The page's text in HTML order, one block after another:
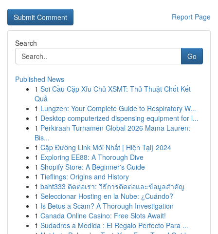
Report Page
Search
Go
Published News
1 Soi Cầu Cặp Xỉu Chủ XSMT: Thủ Thuật Chốt Kết
Quả
1 Lungzen: Your Complete Guide to Respiratory W...
1 Desktop computerized dispensing equipment for l...
1 Perkiraan Turnamen Global 2026 Mama Lauren:
Bis...
1 Cập Đường Link Mới Nhất | Hiện Tại} 2024
1 Exploring EE88: A Thorough Dive
1 Shopify Store: A Beginner's Guide
1 Tieflings: Origins and History
1 baht333 ติดต่อเรา: วิธีการติดต่อและข้อมูลสำคัญ
1 Seleccionar Hosting en la Nube: ¿Cuándo?
1 Is Betus a Scam? A Thorough Investigation
1 Canada Online Casino: Free Slots Await!
1 Sudadres a Medida : El Regalo Perfecto Para ...